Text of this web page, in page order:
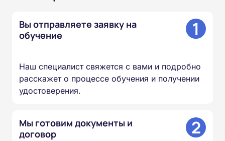
Вы отправляете заявку на
обучение
1
Наш специалист свяжется с вами и подробно
расскажет о процессе обучения и получении
удостоверения.
Мы готовим документы и
договор
2